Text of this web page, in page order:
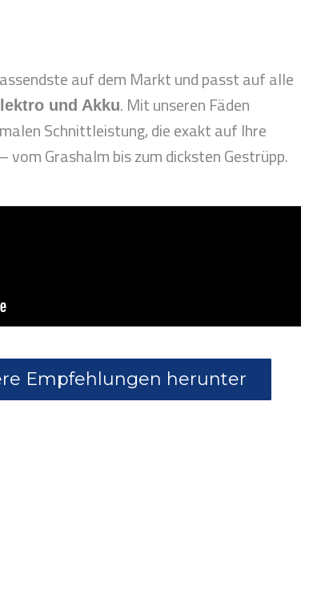
auf dem Markt und passt auf alle
und Akku. Mit unseren Fäden
Schnittleistung, die exakt auf Ihre
Grashalm bis zum dicksten Gestrüpp.
Empfehlungen herunter